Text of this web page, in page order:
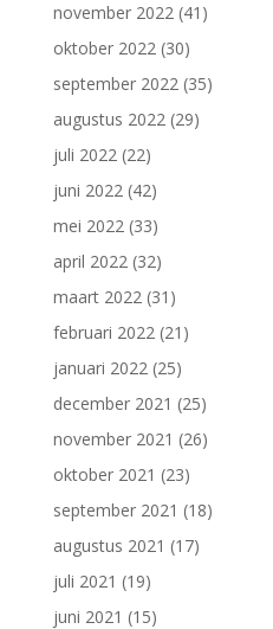
november 2022(41)
oktober 2022(30)
september 2022(35)
augustus 2022(29)
juli 2022(22)
juni 2022(42)
mei 2022(33)
april 2022(32)
maart 2022(31)
februari 2022(21)
januari 2022(25)
december 2021 (25)
november 2021 (26)
oktober 2021 (23)
september 2021 (18)
augustus 2021 (17)
juli 2021 (19)
juni 2021 (15)